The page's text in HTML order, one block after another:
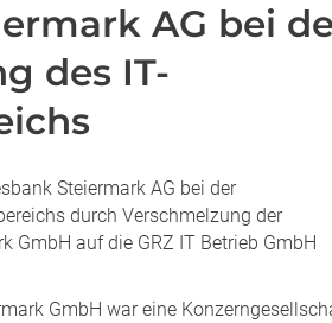
AG bei
des IT-
Steiermark AG bei der
durch Verschmelzung der
GmbH auf die GRZ IT Betrieb GmbH
GmbH war eine